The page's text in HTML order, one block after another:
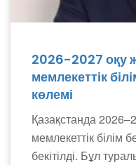
2026-2027 оқу
мемлекеттік
көлемі
Қазақстанда
мемлекеттік білім
бекітілді. Бұл